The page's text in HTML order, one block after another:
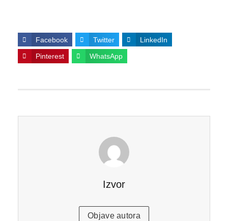
Facebook Twitter LinkedIn
Pinterest WhatsApp
Izvor
Objave autora